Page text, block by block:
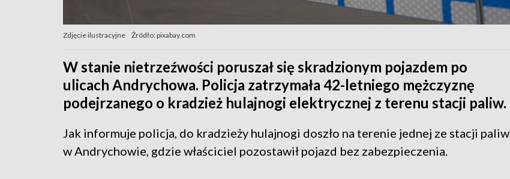
Zdjęcie ilustracyjne Źródło: pixabay.com
W stanie nietrzeźwości poruszał się skradzionym pojazdem po
ulicach Andrychowa. Policja zatrzymała 42-letniego mężczyznę
podejrzanego o kradzież hulajnogi elektrycznej z terenu stacji paliw.
Jak informuje policja, do kradzieży hulajnogi doszło na terenie jednej ze stacji paliw
w Andrychowie, gdzie właściciel pozostawił pojazd bez zabezpieczenia.